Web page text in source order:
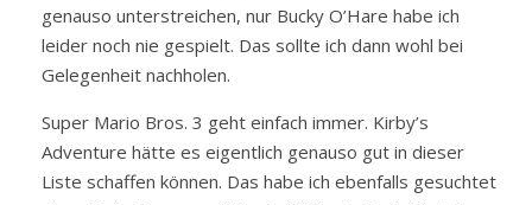
genauso unterstreichen, nur Bucky O’Hare habe ich
leider noch nie gespielt. Das sollte ich dann wohl bei
Gelegenheit nachholen.
Super Mario Bros. 3 geht einfach immer. Kirby’s
Adventure hätte es eigentlich genauso gut in dieser
Liste schaffen können. Das habe ich ebenfalls gesuchtet